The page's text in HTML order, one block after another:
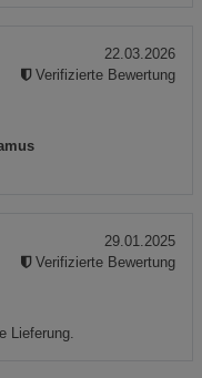
22.03.2026
Verifizierte Bewertung
Lieferung.
29.01.2025
Verifizierte Bewertung